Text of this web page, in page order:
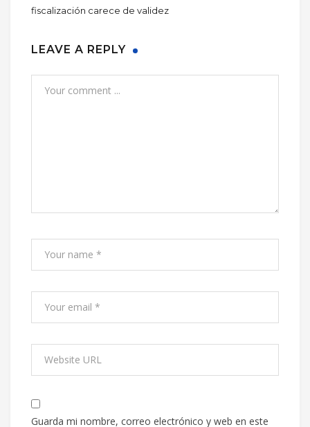
fiscalización carece de validez
LEAVE A REPLY
Guarda mi nombre, correo electrónico y web en este